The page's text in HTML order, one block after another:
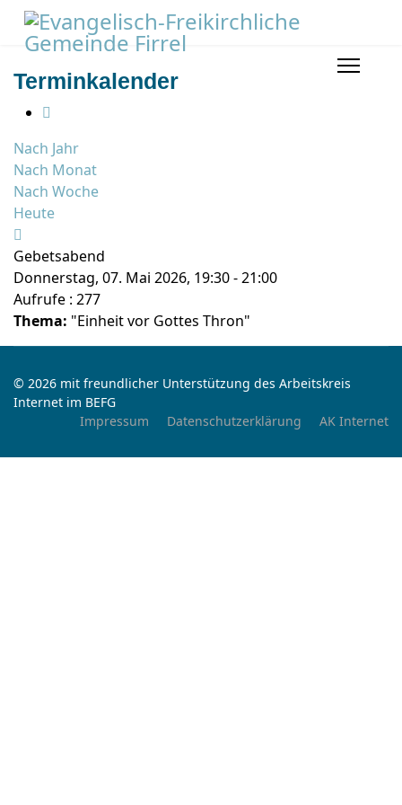
Terminkalender
Nach Jahr
Nach Monat
Nach Woche
Heute
Gebetsabend
Donnerstag, 07. Mai 2026, 19:30 - 21:00
Aufrufe : 277
Thema: "Einheit vor Gottes Thron"
© 2026 mit freundlicher Unterstützung des Arbeitskreis
Internet im BEFG
Impressum
Datenschutzerklärung AK Internet